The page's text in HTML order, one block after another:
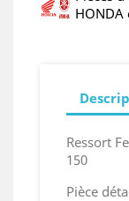
HONDA
Ressort
150
Pièce